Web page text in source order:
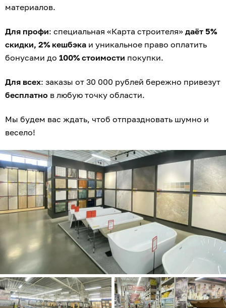
материалов.
Для профи: специальная «Карта строителя» даёт 5%
скидки, 2% кешбэка и уникальное право оплатить
бонусами до 100% стоимости покупки.
Для всех: заказы от 30 000 рублей бережно привезут
бесплатно в любую точку области.
Мы будем вас ждать, чтоб отпраздновать шумно и
весело!